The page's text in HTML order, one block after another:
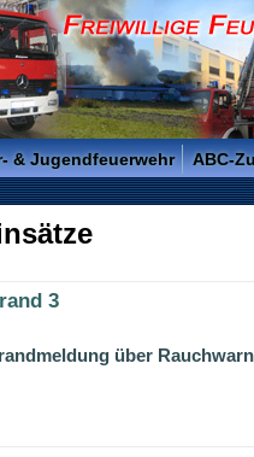
Kreisstadt Saarlouis -
& Jugendfeuerwehr ABC-
3
über